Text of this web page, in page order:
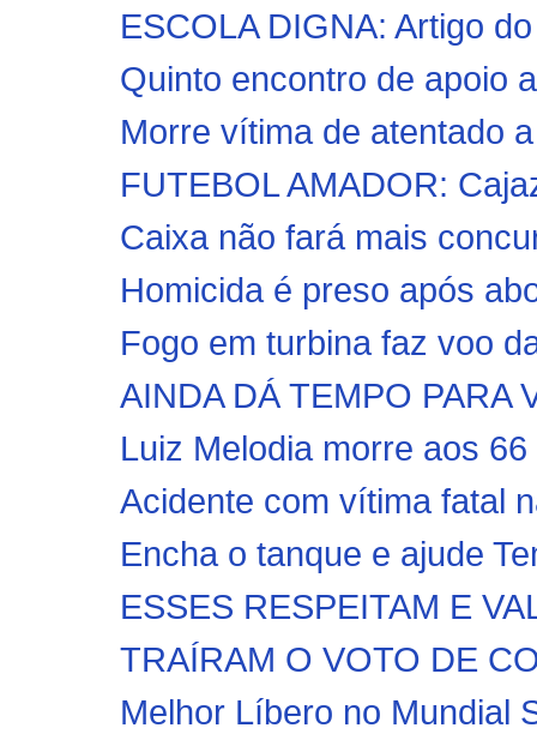
ESCOLA DIGNA: Artigo
Quinto encontro de apoio
Morre vítima de atentado
FUTEBOL AMADOR:
Caixa não fará mais
Homicida é preso após
Fogo em turbina faz voo
AINDA DÁ TEMPO PARA
Luiz Melodia morre aos
Acidente com vítima fatal
Encha o tanque e ajude
ESSES RESPEITAM E
TRAÍRAM O VOTO DE
Melhor Líbero no Mundial